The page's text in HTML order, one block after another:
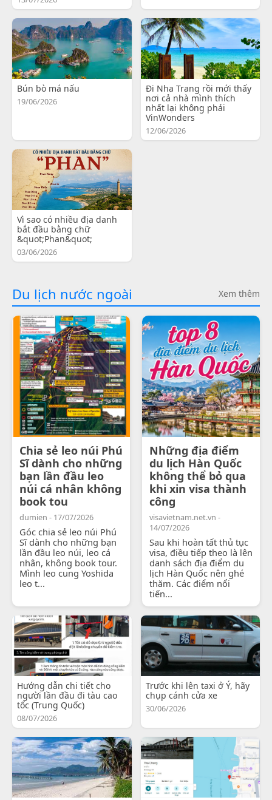
Bún bò má nấu
19/06/2026
Đi Nha Trang rồi mới thấy
nơi cả nhà mình thích
nhất lại không phải
VinWonders
12/06/2026
Vì sao có nhiều địa danh
bắt đầu bằng chữ
&quot;Phan&quot;
03/06/2026
Du lịch nước ngoài Xem thêm
Chia sẻ leo núi Phú
Sĩ dành cho những
bạn lần đầu leo
núi cá nhân không
book tou
dumien - 17/07/2026
Góc chia sẻ leo núi Phú
Sĩ dành cho những bạn
lần đầu leo núi, leo cá
nhân, không book tour.
Mình leo cung Yoshida
leo t...
Những địa điểm
du lịch Hàn Quốc
không thể bỏ qua
khi xin visa thành
công
visavietnam.net.vn -
14/07/2026
Sau khi hoàn tất thủ tục
visa, điều tiếp theo là lên
danh sách địa điểm du
lịch Hàn Quốc nên ghé
thăm. Các điểm nổi
tiến...
Hướng dẫn chi tiết cho
người lần đầu đi tàu cao
tốc (Trung Quốc)
08/07/2026
Trước khi lên taxi ở Ý, hãy
chụp cánh cửa xe
30/06/2026